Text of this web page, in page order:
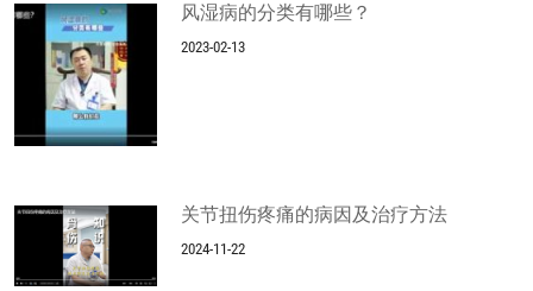
风湿病的分类有哪些？
2023-02-13
关节扭伤疼痛的病因及治疗方法
2024-11-22